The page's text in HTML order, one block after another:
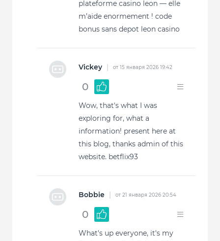
plateforme casino leon — elle
m’aide enormement ! code
bonus sans depot leon casino
Vickey | от 15 января 2026 19:42
0
Wow, that's what I was
exploring for, what a
information! present here at
this blog, thanks admin of this
website. betflix93
Bobbie | от 21 января 2026 20:54
0
What's up everyone, it's my